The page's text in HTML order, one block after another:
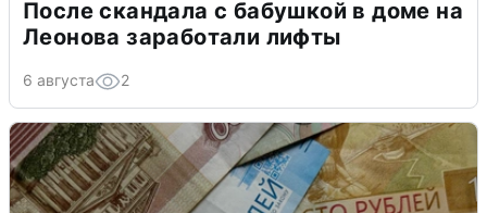
После скандала с бабушкой в доме на
Леонова заработали лифты
6 августа 2